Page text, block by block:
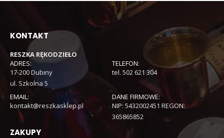
KONTAKT
RESZKA RĘKODZIEŁO
ADRES:
17-200 Dubiny
ul. Szkolna 5
TELEFON:
tel. 502 621 304
EMAIL:
kontakt@reszkasklep.pl
DANE FIRMOWE:
NIP: 5432002451 REGON:
365865852
ZAKUPY